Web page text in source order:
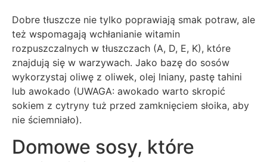
Dobre tłuszcze nie tylko poprawiają smak potraw, ale
też wspomagają wchłanianie witamin
rozpuszczalnych w tłuszczach (A, D, E, K), które
znajdują się w warzywach. Jako bazę do sosów
wykorzystaj oliwę z oliwek, olej lniany, pastę tahini
lub awokado (UWAGA: awokado warto skropić
sokiem z cytryny tuż przed zamknięciem słoika, aby
nie ściemniało).
Domowe sosy, które